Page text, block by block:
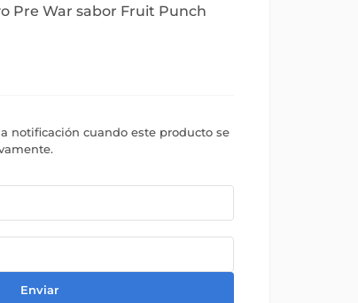
Pre War sabor Fruit Punch
notificación cuando este producto se
Enviar